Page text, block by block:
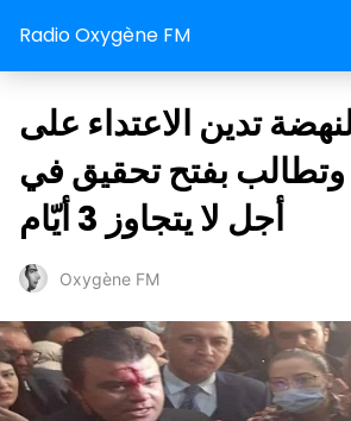
Radio Oxygène FM
تدين الاعتداء على
وتطالب بفتح تحقيق في
أجل لا يتجاوز 3 أيّام
Oxygène FM